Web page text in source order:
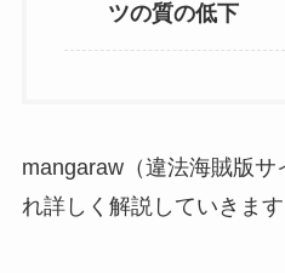
ツの質の低下
mangaraw（違法海賊版
れ詳しく解説していきます